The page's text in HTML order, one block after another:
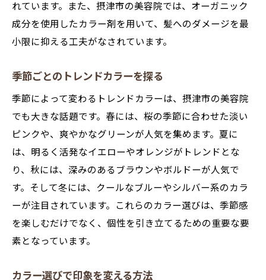
トレンドを押さえた摂津市でのデザインカラー
の選び方
スタイリストがすすめる季節のカラー
摂津市で人気の高いカラーパレット
おしゃれを引き立てるカラー選びのコツ
迷わない！カラー選びのステップ
プロが教えるカラー選びのポイント
肌色にぴったり！摂津市で叶える最適なデザイ
ンカラー
肌色別お薦めカラーリスト
似合う色を見つけるためのヒント
摂津市のサロンでのカラー診断体験
れています。また、摂津市の美容院では、オーガニック
成分を使用したカラー剤を用いて、髪へのダメージを最
小限に抑える工夫がなされています。
季節ごとのトレンドカラーを探る
季節によって変わるトレンドカラーは、摂津市の美容院
でも大きな話題です。春には、桜の季節に合わせた淡い
ピンクや、爽やかなグリーンが人気を集めます。夏に
は、明るく活発なイエローやオレンジがトレンドとな
り、秋には、深みのあるブラウンやボルドーが人気で
す。そして冬には、クールなブルーやシルバー系のカラ
ーが注目されています。これらのカラー選びは、季節感
を楽しむだけでなく、個性を引き立てるための重要な要
素となっています。
カラー選びで印象を変える方法